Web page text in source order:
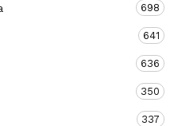
698
641
636
350
337